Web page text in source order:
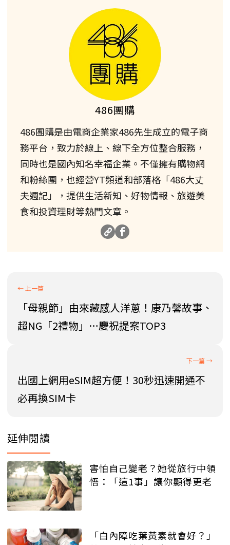
486團購
486團購是由電商企業家486先生成立的電子商
務平台，致力於線上、線下全方位整合服務，
同時也是國內知名幸福企業。不僅擁有購物網
和粉絲團，也經營YT頻道和部落格「486大丈
夫週記」，提供生活新知、好物情報、旅遊美
食和投資理財等熱門文章。
「母親節」由來藏感人洋蔥！康乃馨故事、
超NG「2禮物」…慶祝提案TOP3
出國上網用eSIM超方便！30秒迅速開通不
必再換SIM卡
延伸閱讀
害怕自己變老？她從旅行中領
悟：「這1事」讓你顯得更老
「白內障吃葉黃素就會好？」